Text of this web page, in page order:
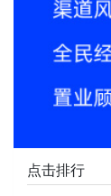
点击排行